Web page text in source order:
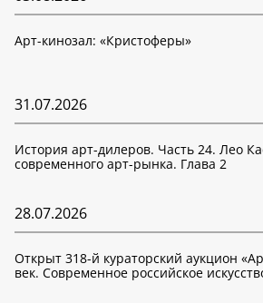
Арт-кинозал: «Кристоферы»
31.07.2026
История арт-дилеров. Часть 24. Лео
современного арт-рынка. Глава 2
28.07.2026
Открыт 318-й кураторский аукцион
век. Современное российское